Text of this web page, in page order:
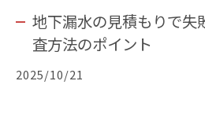
地下漏水の見積もりで失
査方法のポイント
2025/10/21